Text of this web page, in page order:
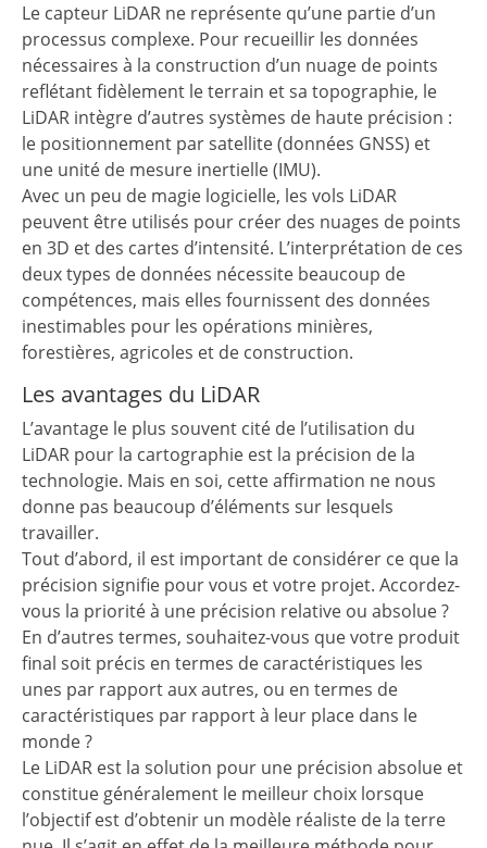
Le capteur LiDAR ne représente qu’une partie d’un
processus complexe. Pour recueillir les données
nécessaires à la construction d’un nuage de points
reflétant fidèlement le terrain et sa topographie, le
LiDAR intègre d’autres systèmes de haute précision :
le positionnement par satellite (données GNSS) et
une unité de mesure inertielle (IMU).
Avec un peu de magie logicielle, les vols LiDAR
peuvent être utilisés pour créer des nuages de points
en 3D et des cartes d’intensité. L’interprétation de ces
deux types de données nécessite beaucoup de
compétences, mais elles fournissent des données
inestimables pour les opérations minières,
forestières, agricoles et de construction.
Les avantages du LiDAR
L’avantage le plus souvent cité de l’utilisation du
LiDAR pour la cartographie est la précision de la
technologie. Mais en soi, cette affirmation ne nous
donne pas beaucoup d’éléments sur lesquels
travailler.
Tout d’abord, il est important de considérer ce que la
précision signifie pour vous et votre projet. Accordez-
vous la priorité à une précision relative ou absolue ?
En d’autres termes, souhaitez-vous que votre produit
final soit précis en termes de caractéristiques les
unes par rapport aux autres, ou en termes de
caractéristiques par rapport à leur place dans le
monde ?
Le LiDAR est la solution pour une précision absolue et
constitue généralement le meilleur choix lorsque
l’objectif est d’obtenir un modèle réaliste de la terre